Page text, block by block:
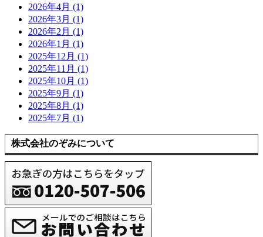
2026年4月 (1)
2026年3月 (1)
2026年2月 (1)
2026年1月 (1)
2025年12月 (1)
2025年11月 (1)
2025年10月 (1)
2025年9月 (1)
2025年8月 (1)
2025年7月 (1)
株式会社のぞみについて